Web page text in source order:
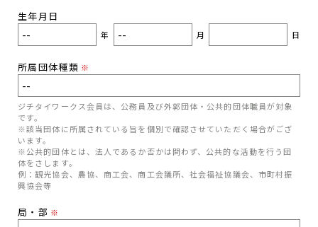
生年月日
年 月 日
所属団体種類 ※
ジチタイワークス会員は、公務員及び外郭団体・公共的団体職員が対象
です。
※該当団体に所属されている旨を個別で確認させていただく場合がござ
います。
※公共的団体とは、法人であるか否かは問わず、公共的な活動を行う団
体をさします。
例：観光協会、農協、商工会、商工会議所、社会福祉協議会、市町村振
興協会等
局・部 ※